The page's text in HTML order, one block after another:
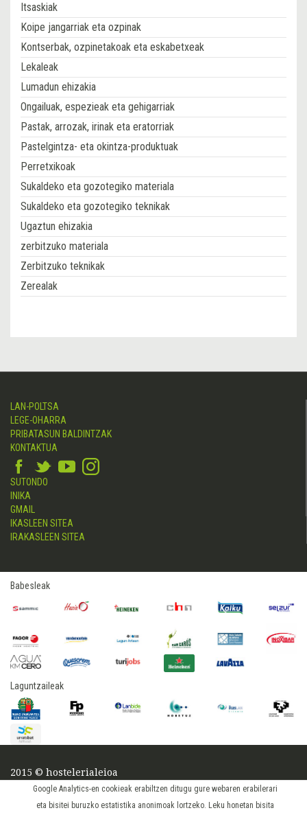
Google Analytics-en cookieak erabiltzen ditugu gure webaren erabilerari
eta bisitei buruzko estatistika anonimoak lortzeko. Leku honetan bisita
Itsaskiak
Koipe jangarriak eta ozpinak
Kontserbak, ozpinetakoak eta eskabetxeak
Lekaleak
Lumadun ehizakia
Ongailuak, espezieak eta gehigarriak
Pastak, arrozak, irinak eta eratorriak
Pastelgintza- eta okintza-produktuak
Perretxikoak
Sukaldeko eta gozotegiko materiala
Sukaldeko eta gozotegiko teknikak
Ugaztun ehizakia
zerbitzuko materiala
Zerbitzuko teknikak
Zerealak
LAN-POLTSA
LEGE-OHARRA
PRIBATASUN BALDINTZAK
KONTAKTUA
SUTONDO
INIKA
GMAIL
IKASLEEN SITEA
IRAKASLEEN SITEA
Babesleak
Laguntzaileak
2015 © hostelerialeioa
Log in